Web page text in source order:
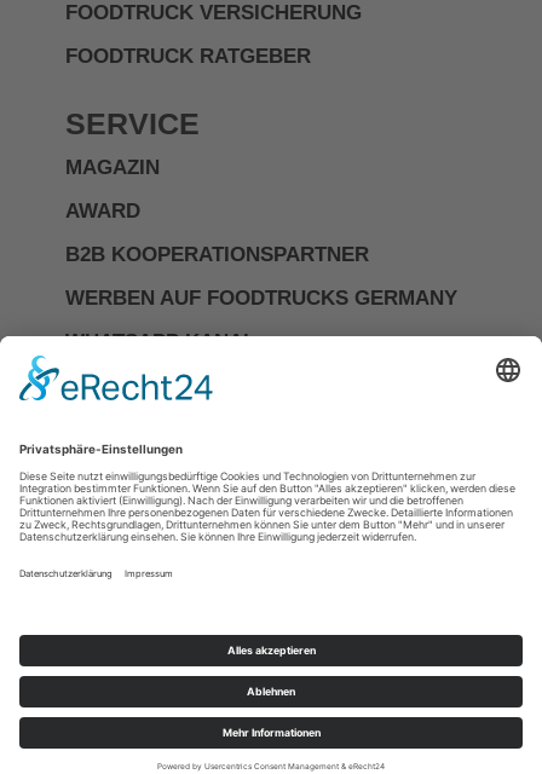
FOODTRUCK VERSICHERUNG
FOODTRUCK RATGEBER
SERVICE
MAGAZIN
AWARD
B2B KOOPERATIONSPARTNER
WERBEN AUF FOODTRUCKS GERMANY
WHATSAPP KANAL
Investor Relations
Impressum
Datenschutzerkläerung
Allgemeine Geschäftsbedingungen
Cookie-Einstellungen
DIE NR.1 FÜR FOODTRUCKS &
MOBILES CATERING IN
DEUTSCHLAND